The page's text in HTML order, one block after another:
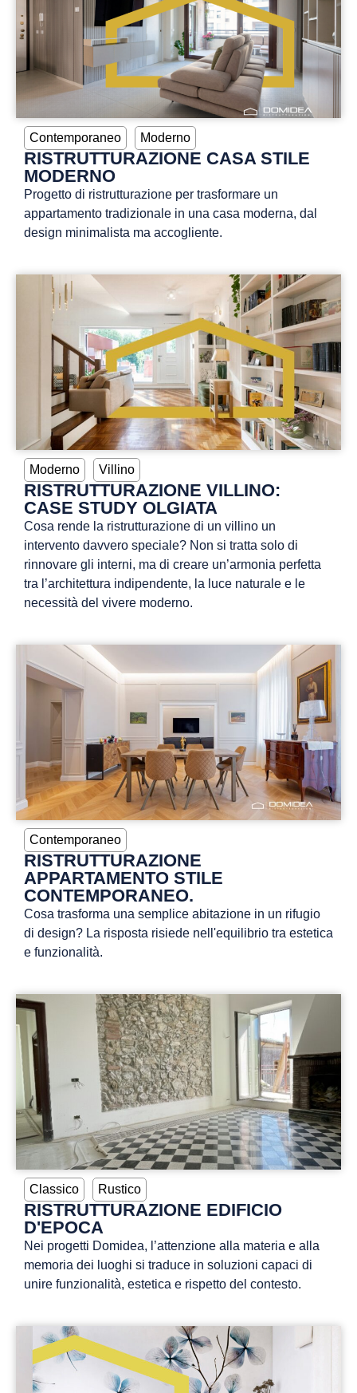
Contemporaneo Moderno
RISTRUTTURAZIONE CASA STILE
MODERNO
Progetto di ristrutturazione per trasformare un
appartamento tradizionale in una casa moderna, dal
design minimalista ma accogliente.
Moderno Villino
RISTRUTTURAZIONE VILLINO:
CASE STUDY OLGIATA
Cosa rende la ristrutturazione di un villino un
intervento davvero speciale? Non si tratta solo di
rinnovare gli interni, ma di creare un’armonia perfetta
tra l’architettura indipendente, la luce naturale e le
necessità del vivere moderno.
Contemporaneo
RISTRUTTURAZIONE
APPARTAMENTO STILE
CONTEMPORANEO.
Cosa trasforma una semplice abitazione in un rifugio
di design? La risposta risiede nell'equilibrio tra estetica
e funzionalità.
Classico Rustico
RISTRUTTURAZIONE EDIFICIO
D'EPOCA
Nei progetti Domidea, l’attenzione alla materia e alla
memoria dei luoghi si traduce in soluzioni capaci di
unire funzionalità, estetica e rispetto del contesto.